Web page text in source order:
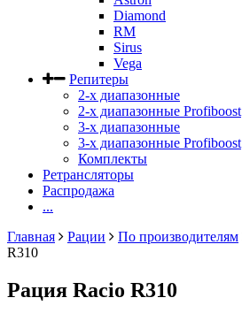
Diamond
RM
Sirus
Vega
Репитеры
2-х диапазонные
2-х диапазонные Profiboost
3-х диапазонные
3-х диапазонные Profiboost
Комплекты
Ретрансляторы
Распродажа
...
Главная
Рации По производителям
R310
Рация Racio R310